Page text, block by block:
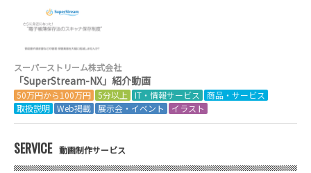
スーパーストリーム株式会社
「SuperStream-NX」紹介動画
50万円から100万円 5分以上 IT・情報サービス
商品・サービス
取扱説明 Web掲載 展示会・イベント イラスト
SERVICE 動画制作サービス